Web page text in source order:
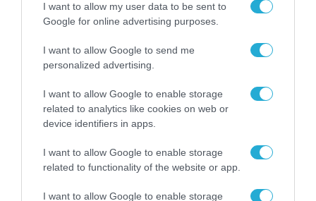
I want to allow my user data to be sent to
Google for online advertising purposes.
I want to allow Google to send me
personalized advertising.
I want to allow Google to enable storage
related to analytics like cookies on web or
device identifiers in apps.
I want to allow Google to enable storage
related to functionality of the website or app.
I want to allow Google to enable storage
Σ. Καλαφάτης: «Η
Τεχνητή Νοημοσύνη
νέα τεχνολογία, είναι
μια νέα βιομηχανική
31.07.2026
Νέος οδηγός του ΕΚΤ
για τη χρηματοδότηση
των ελληνικών
επιχειρήσεων στον
Η πιο ταξιδιάρικη
καλοκαιριού έχει την